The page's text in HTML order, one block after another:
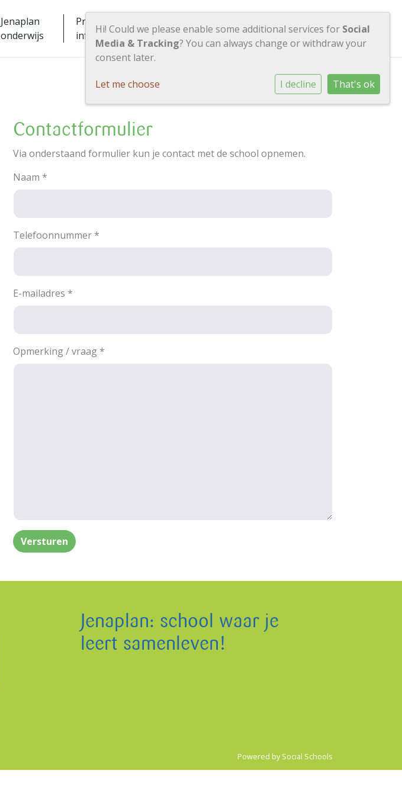
Jenaplan
onderwijs
Praktische
informatie
Contact Inloggen
Contactformulier
Via onderstaand formulier kun je contact met de school opnemen.
Naam *
Telefoonnummer *
E-mailadres *
Opmerking / vraag *
Versturen
Jenaplan: school waar je
leert samenleven!
Powered bySocial Schools
Hi! Could we please enable some additional services for Social
Media & Tracking? You can always change or withdraw your
consent later.
Let me choose I decline That's ok